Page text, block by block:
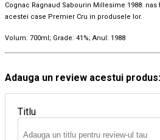
Cognac Ragnaud Sabourin Millesime 1988:
acestei case Premier Cru in produsele lor.
Volum: 700ml; Grade: 41%; Anul: 1988
Adauga un review acestui produs:
Titlu